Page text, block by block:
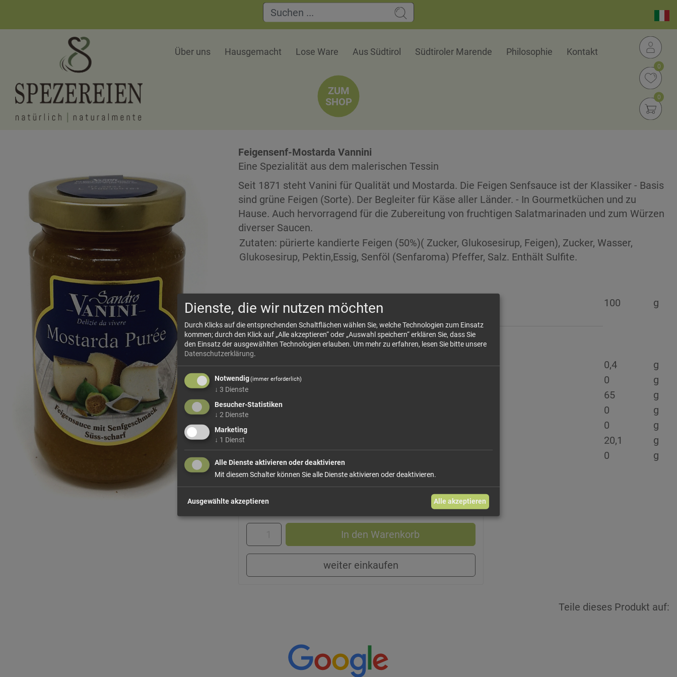
Über uns Hausgemacht Lose Ware Aus Südtirol Südtiroler Marende Philosophie Kontakt
0
0
ZUM
SHOP
Feigensenf-Mostarda Vannini
Eine Spezialität aus dem malerischen Tessin
Seit 1871 steht Vanini für Qualität und Mostarda. Die Feigen Senfsauce ist der Klassiker - Basis
sind grüne Feigen (Sorte). Der Begleiter für Käse aller Länder. - In Gourmetküchen und zu
Hause. Auch hervorragend für die Zubereitung von fruchtigen Salatmarinaden und zum Würzen
diverser Saucen.
Zutaten: pürierte kandierte Feigen (50%)( Zucker, Glukosesirup, Feigen), Zucker, Wasser,
Glukosesirup, Pektin,Essig, Senföl (Senfaroma) Pfeffer, Salz. Enthält Sulfite.
Durchschnittliche Nährwerte auf 100 g
Energie 268 kcal/ 1126kj
Fett
0,4
g
davon gesättigte Fettsäuren
0
g
Kohlenhydrate
65
g
davon Zucker
0
g
Ballaststoffe
0
g
Eiweiß
20,1
g
0 g
64,33 €/kg
Größe: 150 g Preis: 9,65 €
In den Warenkorb
weiter einkaufen
Teile dieses Produkt auf:
Dienste, die wir nutzen möchten
Durch Klicks auf die entsprechenden Schaltflächen wählen Sie, welche Technologien zum Einsatz
kommen; durch den Klick auf „Alle akzeptieren“ oder „Auswahl speichern“ erklären Sie, dass Sie
den Einsatz der ausgewählten Technologien erlauben. Um mehr zu erfahren, lesen Sie bitte unsere
Datenschutzerklärung.
Notwendig(immer erforderlich)
↓ 3 Dienste
Besucher-Statistiken
↓ 2 Dienste
Marketing
↓ 1 Dienst
Alle Dienste aktivieren oder deaktivieren
Mit diesem Schalter können Sie alle Dienste aktivieren oder deaktivieren.
Ausgewählte akzeptieren Alle akzeptieren